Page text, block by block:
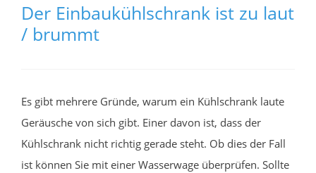
Der Einbaukühlschrank ist zu laut
/ brummt
Es gibt mehrere Gründe, warum ein Kühlschrank laute
Geräusche von sich gibt. Einer davon ist, dass der
Kühlschrank nicht richtig gerade steht. Ob dies der Fall
ist können Sie mit einer Wasserwage überprüfen. Sollte